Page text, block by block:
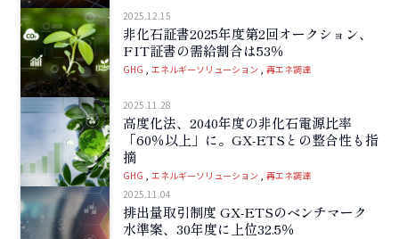
2025.12.15
非化石証書2025年度第2回オークション、
FIT証書の需給割合は53％
GHG エネルギーソリューション 再エネ調達
2025.11.28
高度化法、2040年度の非化石電源比率
「60％以上」に。GX-ETSとの整合性も指
摘
GHG エネルギーソリューション
再エネ調達
2025.11.04
排出量取引制度 GX-ETSのベンチマーク
水準案、30年度に上位32.5％